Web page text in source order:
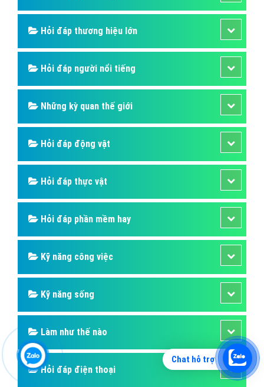
Hỏi đáp thương hiệu lớn
Hỏi đáp người nổi tiếng
Những kỳ quan thế giới
Hỏi đáp động vật
Hỏi đáp thực vật
Hỏi đáp phần mềm hay
Kỹ năng công việc
Kỹ năng sống
Làm như thế nào
Hỏi đáp điện thoại
Chat hỗ trợ